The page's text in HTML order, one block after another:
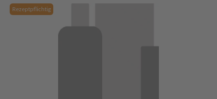
Rezeptpflichtig